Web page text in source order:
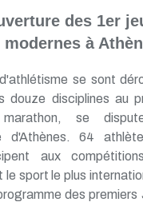
des 1er
à
se sont
douze disciplines au
se
d'Athènes. 64
aux
le sport le plus
des premiers